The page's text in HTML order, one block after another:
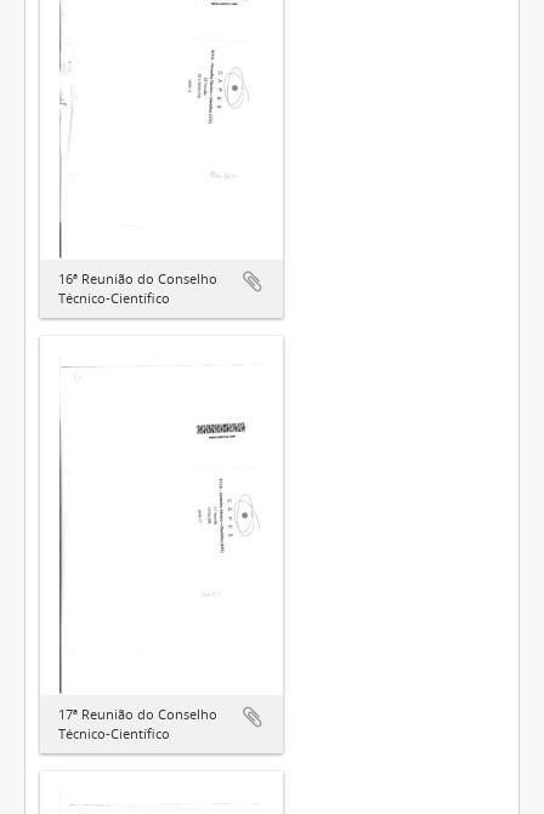
16ª Reunião do Conselho
Técnico-Científico
17ª Reunião do Conselho
Técnico-Científico